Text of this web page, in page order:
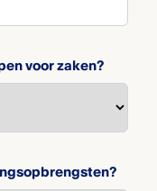
voor zaken?